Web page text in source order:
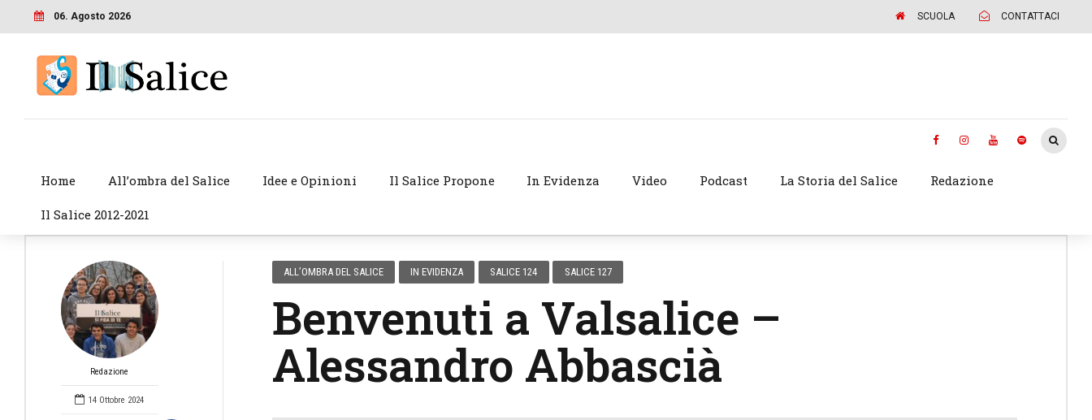
06. Agosto 2026 SCUOLA CONTATTACI
Home All’ombra del Salice Idee e Opinioni Il Salice Propone In Evidenza Video Podcast La Storia del Salice Redazione
Il Salice 2012-2021
Redazione
14 Ottobre 2024
ALL’OMBRA DEL SALICE IN EVIDENZA SALICE 124 SALICE 127
Benvenuti a Valsalice –
Alessandro Abbascià